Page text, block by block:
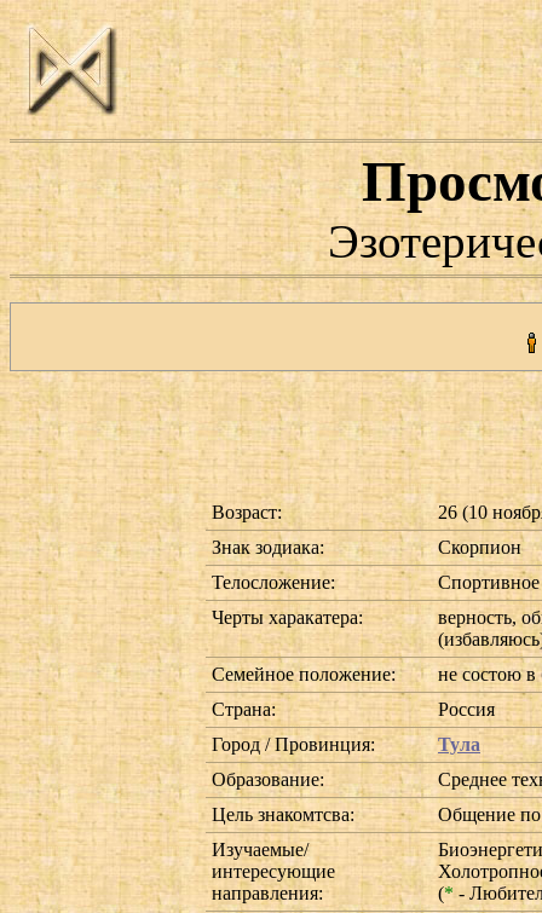
Возраст:
26 (10
Знак зодиака:
Скорпион
Телосложение:
Спортивное
Черты харакатера:
верность,
Семейное положение:
не состою в
Страна:
Россия
Город / Провинция:
Тула
Образование:
Среднее
Цель знакомтсва:
Общение по
Изучаемые/
интересующие
направления:
(* -